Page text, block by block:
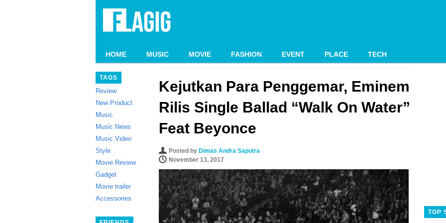
HOME MUSIC MOVIE FASHION EVENT PLACE TECH
TAGS
Review
New Product
Music
Music News
Music Video
Style
Movie Review
Gadget
Movie trailer
Accessories
Kejutkan Para Penggemar, Eminem
Rilis Single Ballad “Walk On Water”
Feat Beyonce
Posted by Dimas Andra Saputra
November 13, 2017
TOP